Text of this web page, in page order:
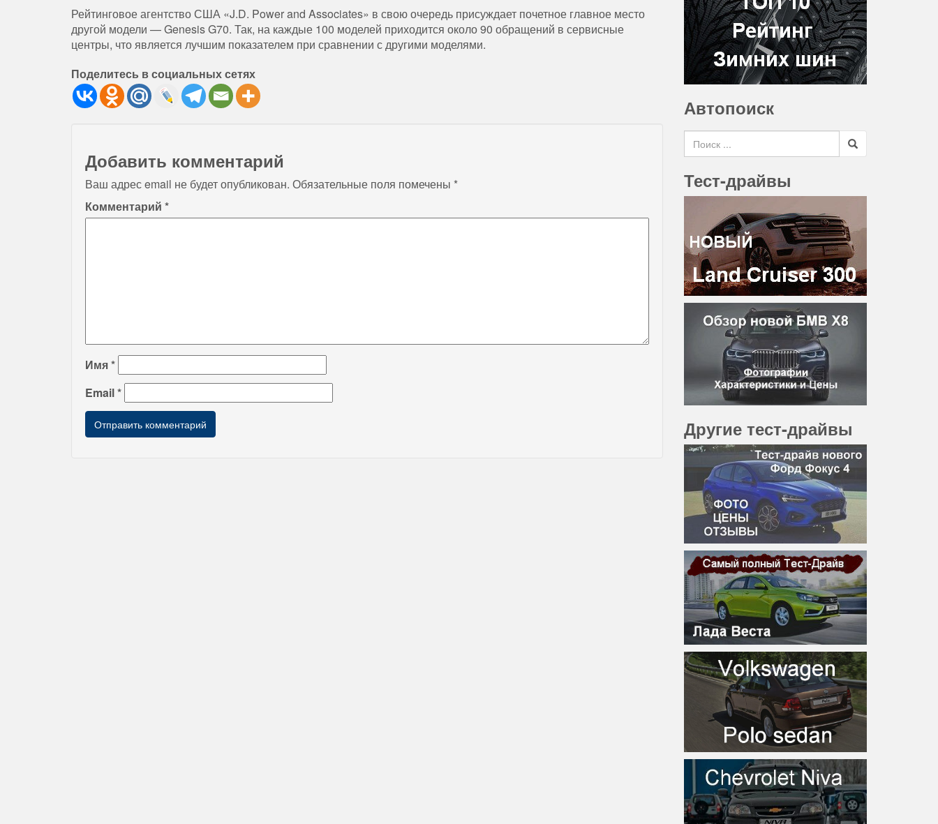
Рейтинговое агентство США «J.D. Power and Associates» в свою очередь присуждает почетное главное место
другой модели — Genesis G70. Так, на каждые 100 моделей приходится около 90 обращений в сервисные
центры, что является лучшим показателем при сравнении с другими моделями.
Поделитесь в социальных сетях
Добавить комментарий
Ваш адрес email не будет опубликован. Обязательные поля помечены *
Комментарий *
Имя*
Email*
Автопоиск
Search for
Тест-драйвы
Другие тест-драйвы